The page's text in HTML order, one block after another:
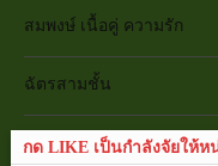
สมพงษ์ เนื้อคู่ ความรัก
ฉัตรสามชั้น
ยามสามตา ยามของหาย
กด LIKE เป็นกำลังจัยให้